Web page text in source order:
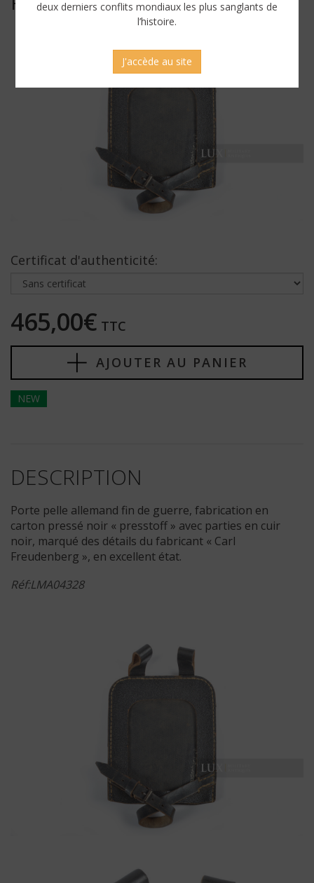
Certificat d'authenticité:
465,00€ TTC
AJOUTER AU PANIER
NEW
DESCRIPTION
Porte pelle allemand fin de guerre, fabrication en
carton pressé noir « presstoff » avec parties en cuir
noir, marqué des détails du fabricant « Carl
Freudenberg », en excellent état.
Réf:LMA04328
deux derniers conflits mondiaux les plus sanglants de
l’histoire.
J'accède au site